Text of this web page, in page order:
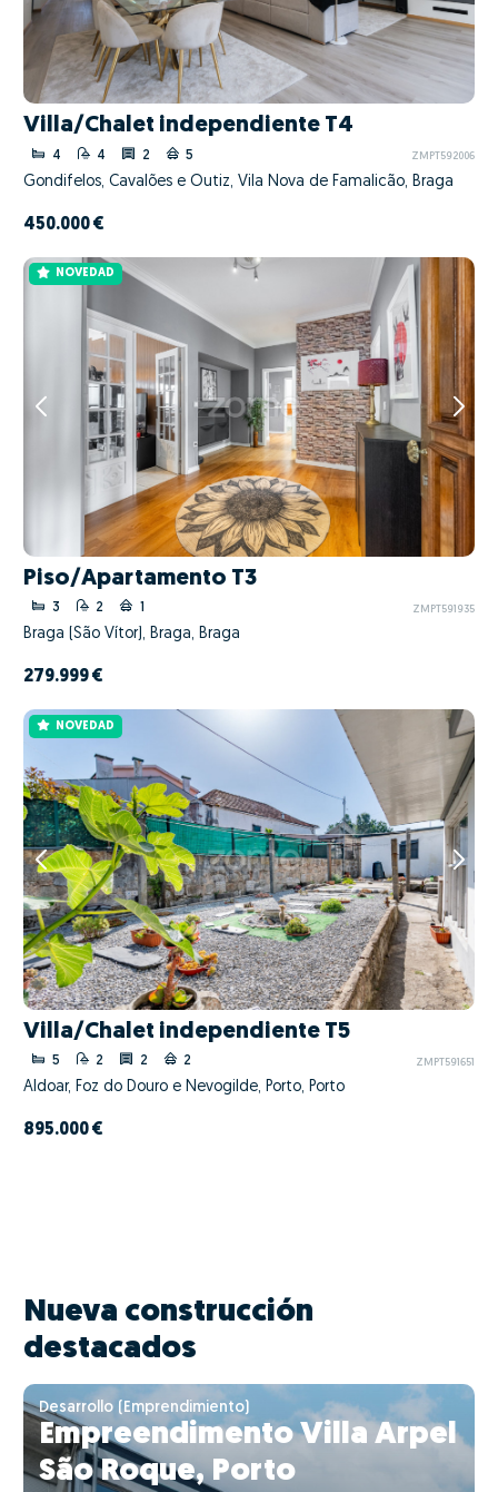
Villa/Chalet independiente T4
4 4 2 5 ZMPT592006
Gondifelos, Cavalões e Outiz, Vila Nova de Famalicão, Braga
450.000 €
NOVEDAD
Piso/Apartamento T3
3 2 1 ZMPT591935
Braga (São Vítor), Braga, Braga
279.999 €
NOVEDAD
Villa/Chalet independiente T5
5 2 2 2 ZMPT591651
Aldoar, Foz do Douro e Nevogilde, Porto, Porto
895.000 €
Nueva construcción
destacados
Desarrollo (Emprendimiento)
Empreendimento Villa Arpel
São Roque, Porto